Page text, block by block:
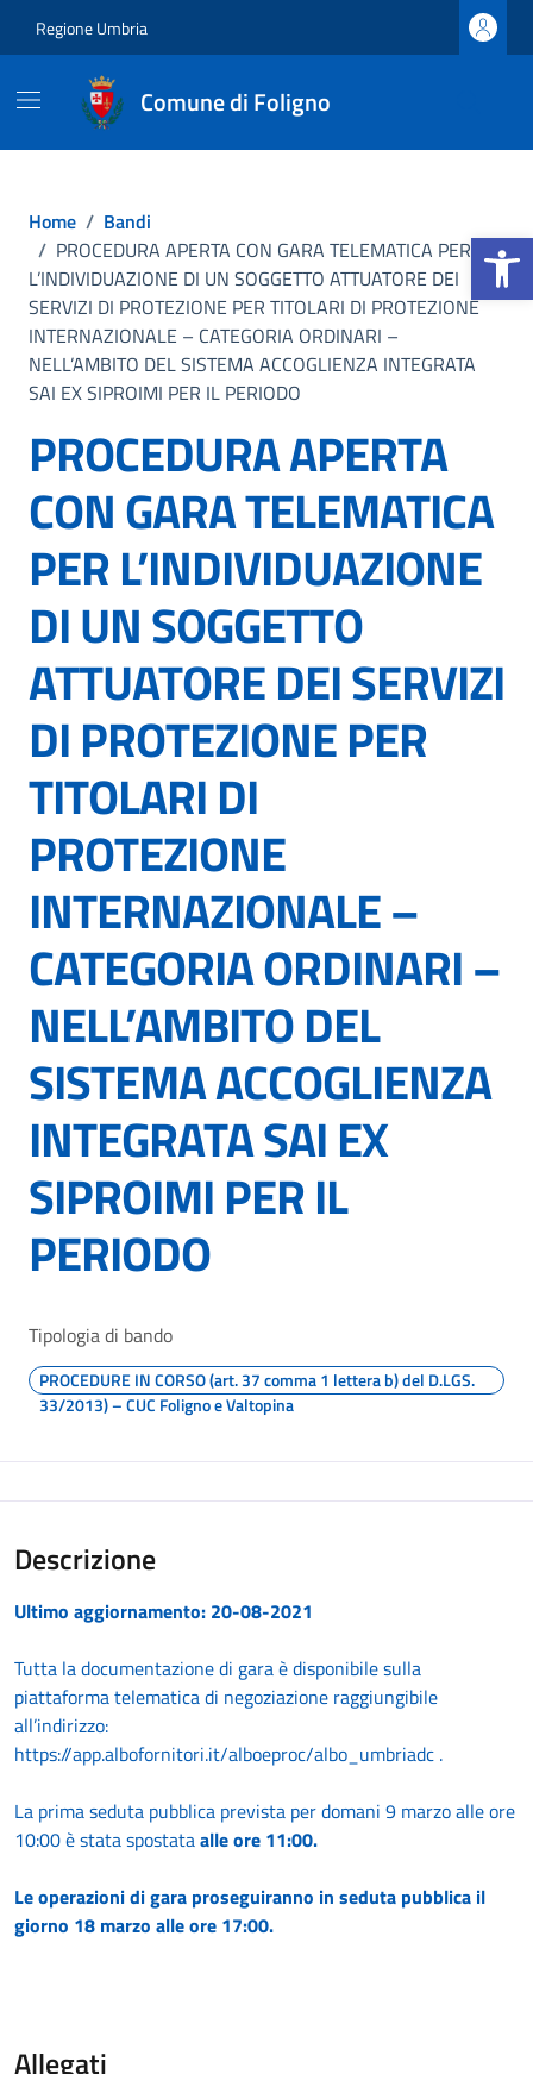
Apri la
Regione Umbria
Comune di Foligno
Home / Bandi
/ PROCEDURA APERTA CON GARA TELEMATICA PER
L’INDIVIDUAZIONE DI UN SOGGETTO ATTUATORE DEI
SERVIZI DI PROTEZIONE PER TITOLARI DI PROTEZIONE
INTERNAZIONALE – CATEGORIA ORDINARI –
NELL’AMBITO DEL SISTEMA ACCOGLIENZA INTEGRATA
SAI EX SIPROIMI PER IL PERIODO
PROCEDURA APERTA
CON GARA TELEMATICA
PER L’INDIVIDUAZIONE
DI UN SOGGETTO
ATTUATORE DEI SERVIZI
DI PROTEZIONE PER
TITOLARI DI
PROTEZIONE
INTERNAZIONALE –
CATEGORIA ORDINARI –
NELL’AMBITO DEL
SISTEMA ACCOGLIENZA
INTEGRATA SAI EX
SIPROIMI PER IL
PERIODO
Tipologia di bando
PROCEDURE IN CORSO (art. 37 comma 1 lettera b) del D.LGS.
33/2013) – CUC Foligno e Valtopina
Descrizione
Ultimo aggiornamento: 20-08-2021
Tutta la documentazione di gara è disponibile sulla
piattaforma telematica di negoziazione raggiungibile
all’indirizzo:
https://app.albofornitori.it/alboeproc/albo_umbriadc .
La prima seduta pubblica prevista per domani 9 marzo alle ore
10:00 è stata spostataalle ore 11:00.
Le operazioni di gara proseguiranno in seduta pubblica il
giorno 18 marzo alle ore 17:00.
Allegati